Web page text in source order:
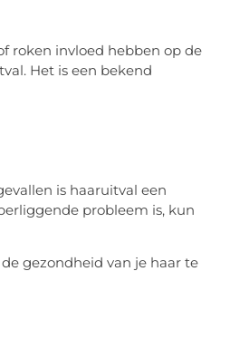
roken invloed hebben op de
Het is een bekend
is haaruitval een
probleem is, kun
gezondheid van je haar te